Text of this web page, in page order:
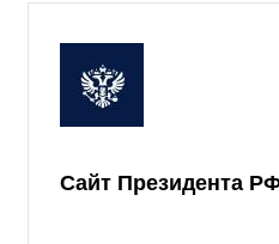
Сайт Президента